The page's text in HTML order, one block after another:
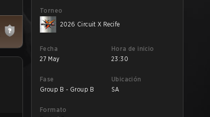
Torneo
2026 Circuit X Recife
Fecha
27 May
Hora de inicio
23:30
Fase
Group B - Group B
Ubicación
SA
Formato